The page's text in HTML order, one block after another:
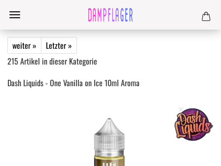
weiter »
Letzter »
215 Artikel in dieser Kategorie
Dash Liquids - One Vanilla on Ice 10ml Aroma